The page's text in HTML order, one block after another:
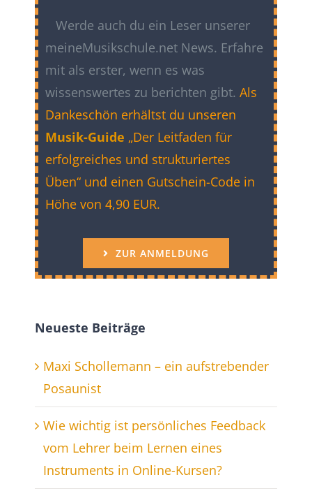
Werde auch du ein Leser unserer
meineMusikschule.net News. Erfahre
mit als erster, wenn es was
wissenswertes zu berichten gibt. Als
Dankeschön erhältst du unseren
Musik-Guide „Der Leitfaden für
erfolgreiches und strukturiertes
Üben“ und einen Gutschein-Code in
Höhe von 4,90 EUR.
ZUR ANMELDUNG
Neueste Beiträge
Maxi Schollemann – ein aufstrebender
Posaunist
Wie wichtig ist persönliches Feedback
vom Lehrer beim Lernen eines
Instruments in Online-Kursen?